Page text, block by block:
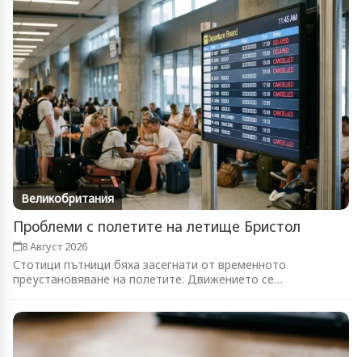
Великобритания
Проблеми с полетите на летище Бристол
8 Август 2026
Стотици пътници бяха засегнати от временното
преустановяване на полетите. Движението се